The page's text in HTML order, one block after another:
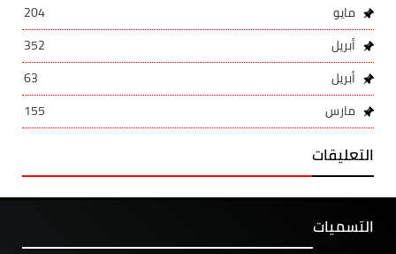
مايو
204
أبريل
352
أبريل
63
مارس
155
التعليقات
التسميات